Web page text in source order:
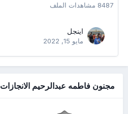
8487 مشاهدات الملف
اينجل
مايو 15, 2022
مجنون فاطمه عبدالرحيم الانجازات